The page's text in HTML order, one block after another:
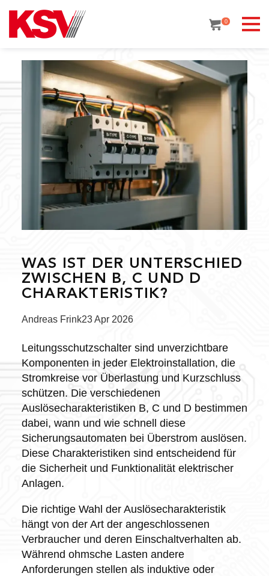
content
0
WAS IST DER UNTERSCHIED
ZWISCHEN B, C UND D
CHARAKTERISTIK?
Posted
Andreas Frink23 Apr 2026
Leitungsschutzschalter sind unverzichtbare
Komponenten in jeder Elektroinstallation, die
Stromkreise vor Überlastung und Kurzschluss
schützen. Die verschiedenen
Auslösecharakteristiken B, C und D bestimmen
dabei, wann und wie schnell diese
Sicherungsautomaten bei Überstrom auslösen.
Diese Charakteristiken sind entscheidend für
die Sicherheit und Funktionalität elektrischer
Anlagen.
Die richtige Wahl der Auslösecharakteristik
hängt von der Art der angeschlossenen
Verbraucher und deren Einschaltverhalten ab.
Während ohmsche Lasten andere
Anforderungen stellen als induktive oder